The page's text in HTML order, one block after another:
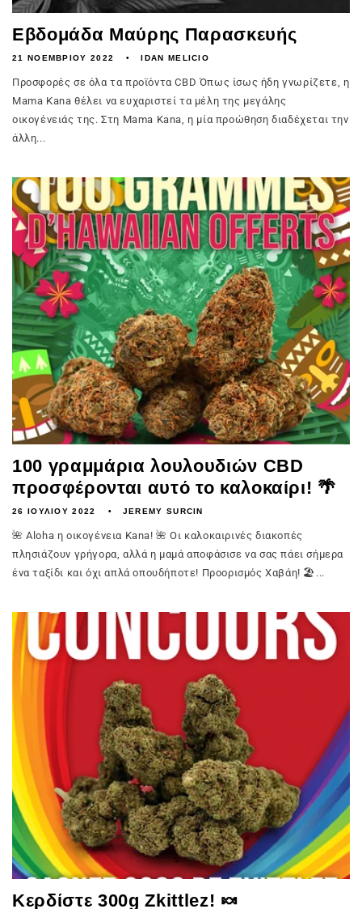
Εβδομάδα Μαύρης Παρασκευής
21 ΝΟΕΜΒΡΊΟΥ 2022 IDAN MELICIO
Προσφορές σε όλα τα προϊόντα CBD Όπως ίσως ήδη γνωρίζετε, η
Mama Kana θέλει να ευχαριστεί τα μέλη της μεγάλης
οικογένειάς της. Στη Mama Kana, η μία προώθηση διαδέχεται την
άλλη...
100 γραμμάρια λουλουδιών CBD
προσφέρονται αυτό το καλοκαίρι! 🌴
26 ΙΟΥΛΊΟΥ 2022 JEREMY SURCIN
🌺 Aloha η οικογένεια Kana! 🌺 Οι καλοκαιρινές διακοπές
πλησιάζουν γρήγορα, αλλά η μαμά αποφάσισε να σας πάει σήμερα
ένα ταξίδι και όχι απλά οπουδήποτε! Προορισμός Χαβάη! 🏖️...
Κερδίστε 300g Zkittlez! 🍬